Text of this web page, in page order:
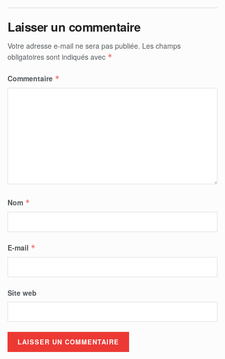
Laisser un commentaire
Votre adresse e-mail ne sera pas publiée. Les champs
obligatoires sont indiqués avec *
Commentaire *
Nom *
E-mail *
Site web